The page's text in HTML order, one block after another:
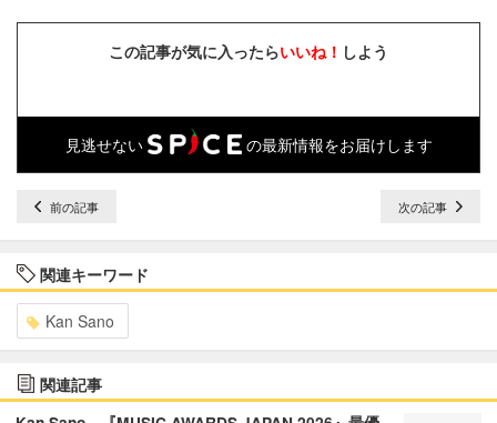
この記事が気に入ったらいいね！ しよう
見逃せない の最新情報をお届けします
前の記事 次の記事
関連キーワード
Kan Sano
関連記事